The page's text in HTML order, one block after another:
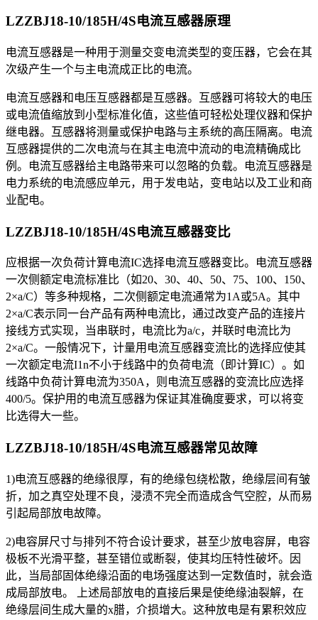
LZZBJ18-10/185H/4S电流互感器原理
电流互感器是一种用于测量交变电流类型的变压器，它会在其
次级产生一个与主电流成正比的电流。
电流互感器和电压互感器都是互感器。互感器可将较大的电压
或电流值缩放到小型标准化值，这些值可轻松处理仪器和保护
继电器。互感器将测量或保护电路与主系统的高压隔离。电流
互感器提供的二次电流与在其主电流中流动的电流精确成比
例。电流互感器给主电路带来可以忽略的负载。电流互感器是
电力系统的电流感应单元，用于发电站，变电站以及工业和商
业配电。
LZZBJ18-10/185H/4S电流互感器变比
应根据一次负荷计算电流IC选择电流互感器变比。电流互感器
一次侧额定电流标准比（如20、30、40、50、75、100、150、
2×a/C）等多种规格，二次侧额定电流通常为1A或5A。其中
2×a/C表示同一台产品有两种电流比，通过改变产品的连接片
接线方式实现，当串联时，电流比为a/c，并联时电流比为
2×a/C。一般情况下，计量用电流互感器变流比的选择应使其
一次额定电流I1n不小于线路中的负荷电流（即计算IC）。如
线路中负荷计算电流为350A，则电流互感器的变流比应选择
400/5。保护用的电流互感器为保证其准确度要求，可以将变
比选得大一些。
LZZBJ18-10/185H/4S电流互感器常见故障
1)电流互感器的绝缘很厚，有的绝缘包绕松散，绝缘层间有皱
折，加之真空处理不良，浸渍不完全而造成含气空腔，从而易
引起局部放电故障。
2)电容屏尺寸与排列不符合设计要求，甚至少放电容屏，电容
极板不光滑平整，甚至错位或断裂，使其均压特性破坏。因
此，当局部固体绝缘沿面的电场强度达到一定数值时，就会造
成局部放电。 上述局部放电的直接后果是使绝缘油裂解，在
绝缘层间生成大量的x腊，介损增大。这种放电是有累积效应